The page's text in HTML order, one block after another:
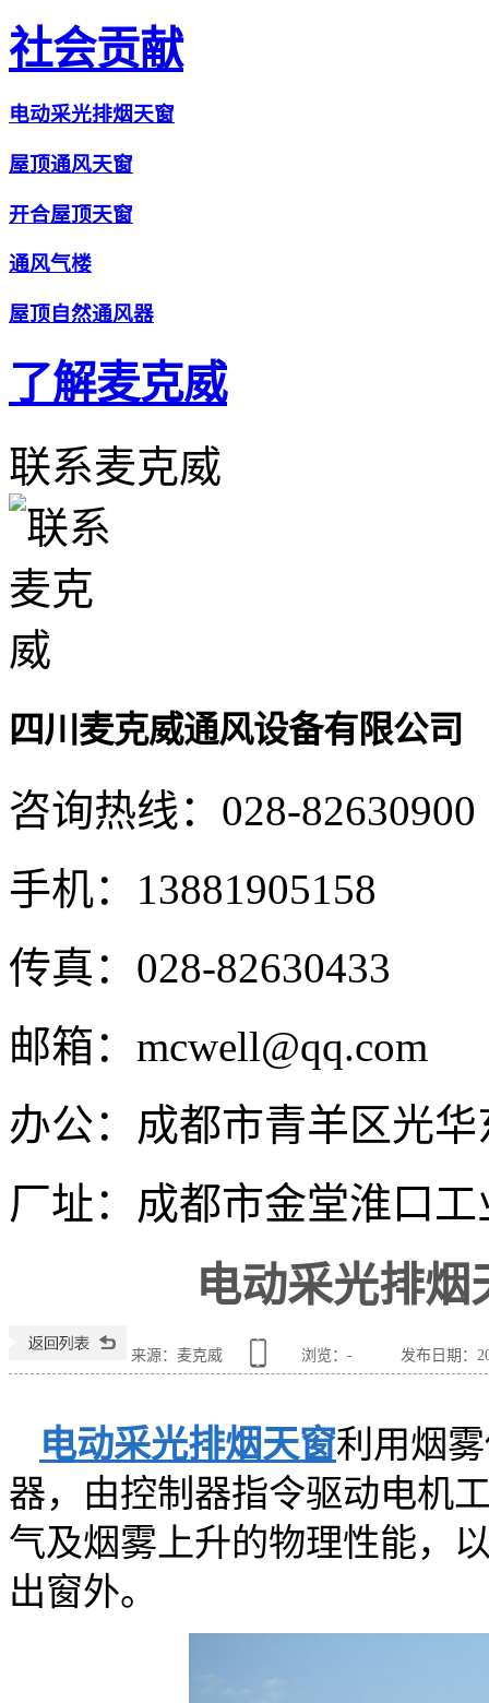
社会贡献
电动采光排烟天窗
屋顶通风天窗
开合屋顶天窗
通风气楼
屋顶自然通风器
了解麦克威
联系麦克威
四川麦克威通风设备有限公司
咨询热线： 028-82630900
手机： 13881905158
传真： 028-82630433
邮箱： mcwell@qq.com
办公： 成都市青羊区光
厂址： 成都市金堂淮口
电动采光排
来源：麦克威 浏览： - 发布日期：
电动采光排烟天窗利用烟
器，由控制器指令驱动电机
气及烟雾上升的物理性能，
出窗外。